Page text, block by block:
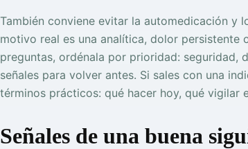
También conviene evitar la automedicación y
motivo real es una analítica, dolor persistente
preguntas, ordénala por prioridad:
señales para volver antes. Si sales con una
términos prácticos: qué hacer hoy, qué vigilar
Señales de una buena